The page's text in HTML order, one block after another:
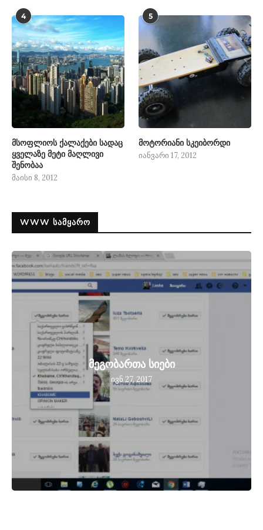
4
მსოფლიოს ქალაქები სადაც
ყველაზე მეტი მაღლივი
შენობაა
მაისი 8, 2012
5
მოტორიანი სკეიბორდი
იანვარი 17, 2012
WWW ᲡᲐᲛᲧᲐᲠᲝ
მეგობართა სიები
ივნ 27, 2017